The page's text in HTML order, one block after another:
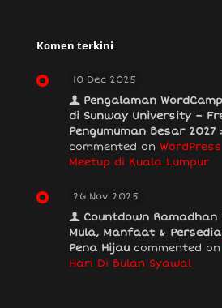
Komen terkini
10 Dec 2025
Pengalaman
di Sunway University –
Pengumuman Besar 2027
commented on
Meetup di Kuala Lumpur
26 Nov 2025
Countdown Ramadhan
Mula, Manfaat &
Pena Hijau commented on
Hari Di Bulan Syawal